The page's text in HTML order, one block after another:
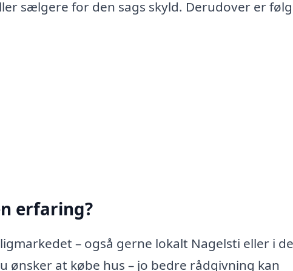
sælgere for den sags skyld. Derudover er
erfaring?
– også gerne lokalt Nagelsti eller i
ønsker at købe hus – jo bedre rådgivning kan